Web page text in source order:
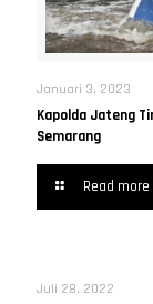
Januari 3, 2023
Kapolda Jateng
Semarang
Read more
Juli 28, 2022